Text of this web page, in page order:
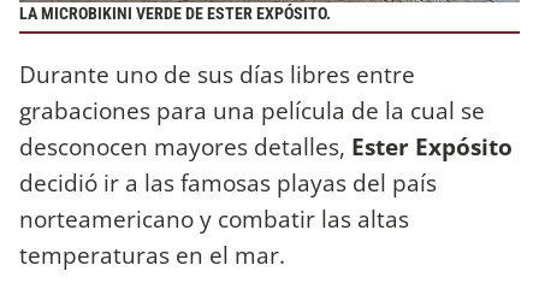
LA MICROBIKINI VERDE DE ESTER EXPÓSITO.
Durante uno de sus días libres entre
grabaciones para una película de la cual se
desconocen mayores detalles, Ester Expósito
decidió ir a las famosas playas del país
norteamericano y combatir las altas
temperaturas en el mar.